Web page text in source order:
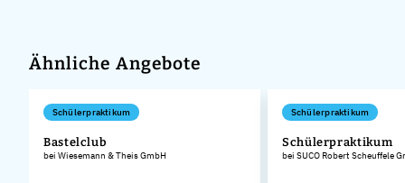
Ähnliche Angebote
Schülerpraktikum
Bastelclub
bei Wiesemann & Theis GmbH
Schülerpraktikum
Schülerpraktikum
bei SUCO Robert Scheuffele